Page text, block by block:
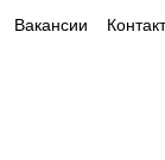
Вакансии